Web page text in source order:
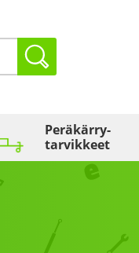
Peräkärry­
tarvikkeet